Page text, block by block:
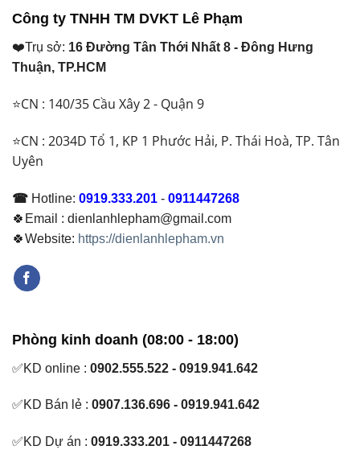
Công ty TNHH TM DVKT Lê Phạm
❤️Trụ sở: 16 Đường Tân Thới Nhất 8 - Đông Hưng
Thuận, TP.HCM
⭐CN : 140/35 Cầu Xây 2 - Quận 9
⭐CN : 2034D Tổ 1, KP 1 Phước Hải, P. Thái Hoà, TP. Tân
Uyên
☎ Hotline: 0919.333.201 - 0911447268
🍀Email : dienlanhlepham@gmail.com
🍀Website: https://dienlanhlepham.vn
Phòng kinh doanh (08:00 - 18:00)
✅KD online : 0902.555.522 - 0919.941.642
✅KD Bán lẻ : 0907.136.696 - 0919.941.642
✅KD Dự án : 0919.333.201 - 0911447268